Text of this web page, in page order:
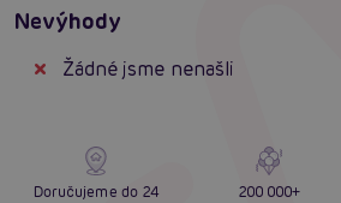
Nevýhody
Žádné jsme nenašli
Doručujeme do 24
200 000+